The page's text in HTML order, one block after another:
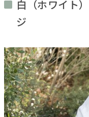
白（ホワイト
ジ